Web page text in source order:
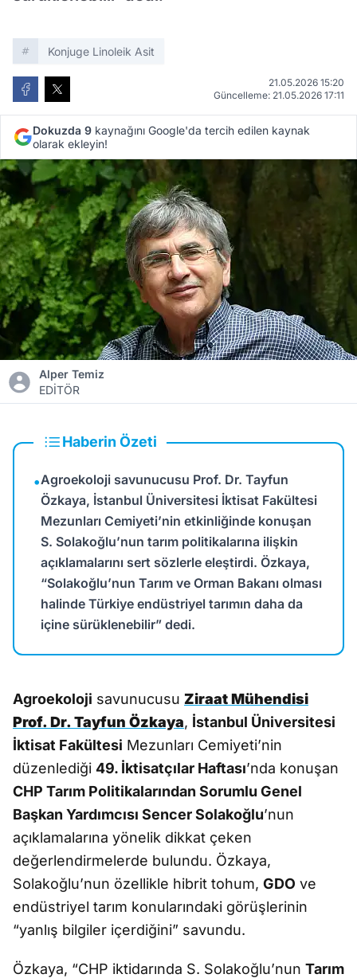
Konjuge Linoleik Asit
21.05.2026 15:20
Güncelleme: 21.05.2026 17:11
Dokuzda 9 kaynağını Google'da tercih edilen kaynak
olarak ekleyin!
Alper Temiz
EDİTÖR
Haberin Özeti
•Agroekoloji savunucusu Prof. Dr. Tayfun
Özkaya, İstanbul Üniversitesi İktisat Fakültesi
Mezunları Cemiyeti’nin etkinliğinde konuşan
S. Solakoğlu’nun tarım politikalarına ilişkin
açıklamalarını sert sözlerle eleştirdi. Özkaya,
“Solakoğlu’nun Tarım ve Orman Bakanı olması
halinde Türkiye endüstriyel tarımın daha da
içine sürüklenebilir” dedi.
Agroekoloji savunucusu Ziraat Mühendisi
Prof. Dr. Tayfun Özkaya, İstanbul Üniversitesi
İktisat Fakültesi Mezunları Cemiyeti’nin
düzenlediği 49. İktisatçılar Haftası’nda konuşan
CHP Tarım Politikalarından Sorumlu Genel
Başkan Yardımcısı Sencer Solakoğlu’nun
açıklamalarına yönelik dikkat çeken
değerlendirmelerde bulundu. Özkaya,
Solakoğlu’nun özellikle hibrit tohum, GDO ve
endüstriyel tarım konularındaki görüşlerinin
“yanlış bilgiler içerdiğini” savundu.
Özkaya, “CHP iktidarında S. Solakoğlu’nun Tarım